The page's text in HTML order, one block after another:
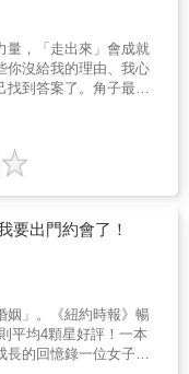
不是在同一頻道講
率中聆聽。當父親願意
說出對兒子的歉疚；當
要你、也想被理解——
「我教你」轉為「我
惠文高中圖書館主
中心教授 ）吳淡如（作
作家）郝旭烈（郝聲
恆（諮商心理師、教養
創辦人暨閱讀理解學習
家）謝文憲（企業講
筆畫排序）
，無法參加每週的聚
先排進行事曆嗎？」
養方法時，該怎麼辦？
，不過我們已經被各種
希望你能告訴我們：
之間的衝突，讓婚姻更
伴侶治療師教妳不用
婚姻生活的幸福指南！
題，守住自我，也同
格利許博士（Dr. Tracy
方法」，打造從溝通
的五個步驟，更針對29
參考回答：Q：當先生
責怪我時，該怎麼辦？
是什麼。你能試著站在
我應該把婆婆的問題都
媽媽沒說一聲就過來，
何處理這種臨時拜
婆待得太久，或比我們
們知道你們希望更常
，無法參加每週的聚
，先排進行事曆嗎？」
養方法時，該怎麼辦？
不過我們已經被各種
量，「走出來」會成就
你沒給我的理由、我心
找到答案了。角子最新
得主，「兩性關係類」
度華文大獎最佳人氣
的真實故事，50個終於
一次次的溫柔探問中，
和解與釋懷。最後在
驚喜地發現，原來
最強大的力量；而
以走出悲傷，還可以成
給每一個就算傷心，也
吃，好好睡，路會再慢
不是好了，是我們終於
要出門約會了！
姻」。《紐約時報》暢
平均4顆星好評！一本
的回憶錄一位女子探